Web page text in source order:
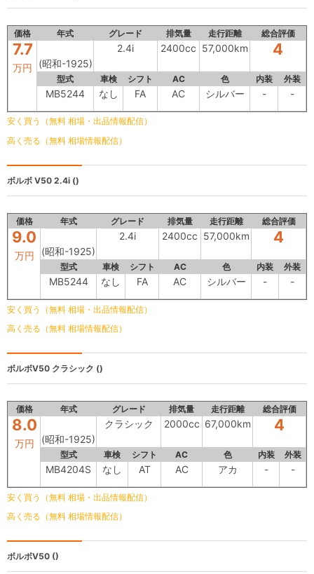
価格 年式 グレード 排気量 走行距離 総合評価
7.7
万円 (昭和-1925)
2.4i 2400cc 57,000km 4
型式 車検 シフト AC 色 内装 外装
MB5244 なし FA AC シルバー - -
安く買う（無料 相場・出品情報配信）
高く売る（無料 相場情報配信）
ボルボ V50 2.4i ()
価格 年式 グレード 排気量 走行距離 総合評価
9.0
万円 (昭和-1925)
2.4i 2400cc 57,000km 4
型式 車検 シフト AC 色 内装 外装
MB5244 なし FA AC シルバー - -
安く買う（無料 相場・出品情報配信）
高く売る（無料 相場情報配信）
ボルボV50 クラシック ()
価格 年式 グレード 排気量 走行距離 総合評価
8.0
万円 (昭和-1925)
クラシック 2000cc 67,000km 4
型式 車検 シフト AC 色 内装 外装
MB4204S なし AT AC アカ - -
安く買う（無料 相場・出品情報配信）
高く売る（無料 相場情報配信）
ボルボV50 ()